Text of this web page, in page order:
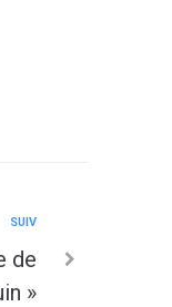
SUIV
de
»